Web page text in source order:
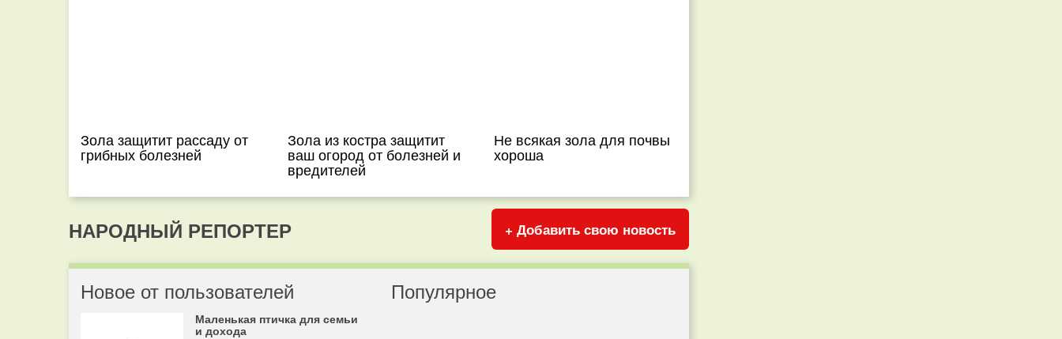
Зола защитит рассаду от
грибных болезней
Зола из костра защитит
ваш огород от болезней и
вредителей
Не всякая зола для почвы
хороша
НАРОДНЫЙ РЕПОРТЕР + Добавить свою новость
Новое от пользователей
Маленькая птичка для семьи
и дохода
Популярное